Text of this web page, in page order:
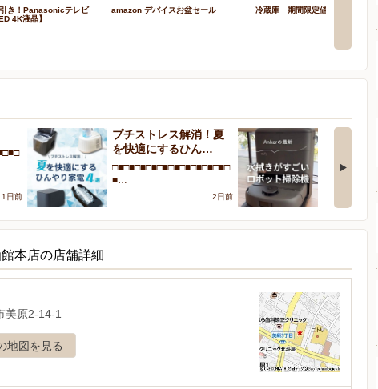
き！Panasonicテレビ
4K液晶】
amazon デバイスお盆セール 冷蔵庫 期間限定値引き
1日前
プチストレス解消！夏
を快適にするひん…
□■□■□■□■□■□■□■□■□■□■□
■…
2日前
Ankerの
がすごい
本店の店舗詳細
美原2-14-1
地図を見る